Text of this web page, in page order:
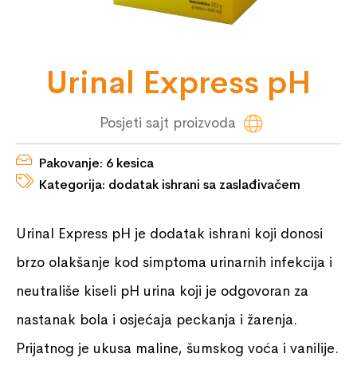
Urinal Express pH
Posjeti sajt proizvoda
Pakovanje: 6 kesica
Kategorija: dodatak ishrani sa zaslađivačem
Urinal Express pH je dodatak ishrani koji donosi
brzo olakšanje kod simptoma urinarnih infekcija i
neutrališe kiseli pH urina koji je odgovoran za
nastanak bola i osjećaja peckanja i žarenja.
Prijatnog je ukusa maline, šumskog voća i vanilije.